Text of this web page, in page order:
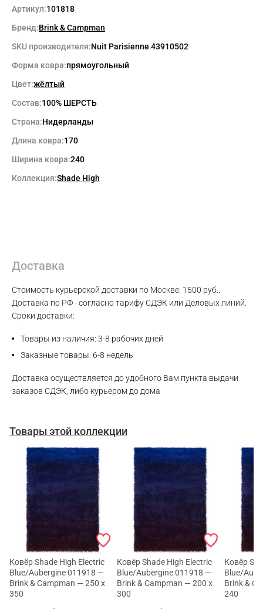
Артикул:101818
Бренд:Brink & Campman
SKU производителя:Nuit Parisienne 43910502
Форма ковра:прямоугольный
Цвет:жёлтый
Состав:100% ШЕРСТЬ
Страна:Нидерланды
Длина ковра:170
Ширина ковра:240
Коллекция:Shade High
Доставка
Стоимость курьерской доставки по Москве: 1500 руб..
Доставка по РФ - согласно тарифу СДЭК или Деловых линий.
Сроки доставки:
Товары из наличия: 3-8 рабочих дней
Заказные товары: 6-8 недель
Доставка осуществляется до удобного Вам пункта выдачи
заказов СДЭК, либо курьером до дома
Товары этой коллекции
Ковёр Shade High Electric
Blue/Aubergine 011918 —
Brink & Campman — 250 x
350
Ковёр Shade High Electric
Blue/Aubergine 011918 —
Brink & Campman — 200 x
300
Ковёр
Blue/
Brink &
240
WhatsApp
Telegram